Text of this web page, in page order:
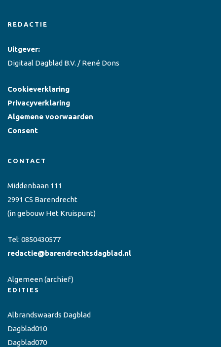
REDACTIE
Uitgever:
Digitaal Dagblad B.V. / René Dons
Cookieverklaring
Privacyverklaring
Algemene voorwaarden
Consent
CONTACT
Middenbaan 111
2991 CS Barendrecht
(in gebouw Het Kruispunt)
Tel: 0850430577
redactie@barendrechtsdagblad.nl
Algemeen(archief)
EDITIES
Albrandswaards Dagblad
Dagblad010
Dagblad070